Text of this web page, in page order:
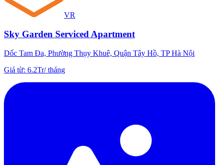
VR
Sky Garden Serviced Apartment
Dốc Tam Đa, Phường Thụy Khuê, Quận Tây Hồ, TP Hà Nội
Giá từ: 6.2Tr/tháng